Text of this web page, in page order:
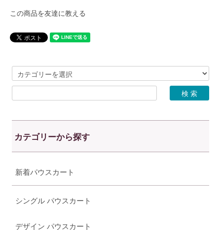
この商品を友達に教える
カテゴリーから探す
新着パウスカート
シングル パウスカート
デザイン パウスカート